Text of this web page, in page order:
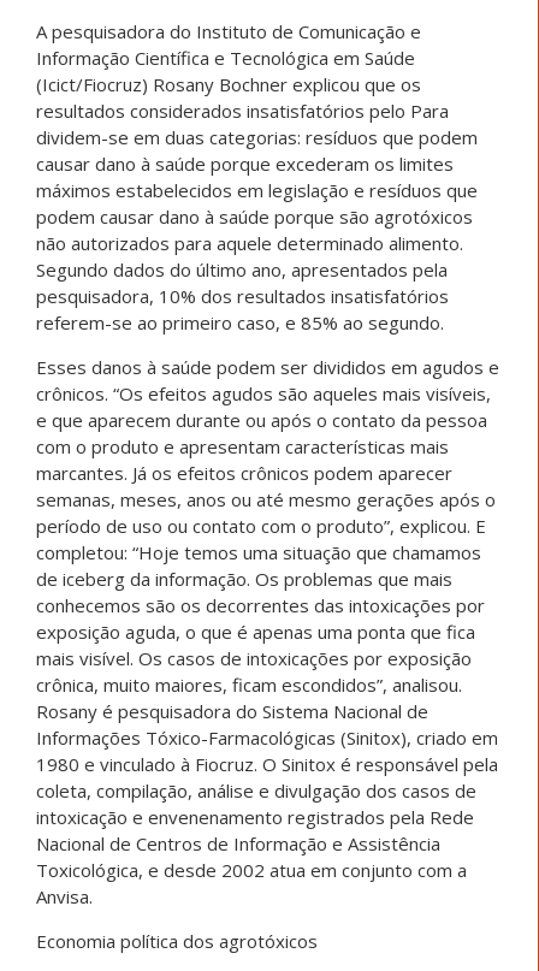
A pesquisadora do Instituto de Comunicação e
Informação Científica e Tecnológica em Saúde
(Icict/Fiocruz) Rosany Bochner explicou que os
resultados considerados insatisfatórios pelo Para
dividem-se em duas categorias: resíduos que podem
causar dano à saúde porque excederam os limites
máximos estabelecidos em legislação e resíduos que
podem causar dano à saúde porque são agrotóxicos
não autorizados para aquele determinado alimento.
Segundo dados do último ano, apresentados pela
pesquisadora, 10% dos resultados insatisfatórios
referem-se ao primeiro caso, e 85% ao segundo.
Esses danos à saúde podem ser divididos em agudos e
crônicos. “Os efeitos agudos são aqueles mais visíveis,
e que aparecem durante ou após o contato da pessoa
com o produto e apresentam características mais
marcantes. Já os efeitos crônicos podem aparecer
semanas, meses, anos ou até mesmo gerações após o
período de uso ou contato com o produto”, explicou. E
completou: “Hoje temos uma situação que chamamos
de iceberg da informação. Os problemas que mais
conhecemos são os decorrentes das intoxicações por
exposição aguda, o que é apenas uma ponta que fica
mais visível. Os casos de intoxicações por exposição
crônica, muito maiores, ficam escondidos”, analisou.
Rosany é pesquisadora do Sistema Nacional de
Informações Tóxico-Farmacológicas (Sinitox), criado em
1980 e vinculado à Fiocruz. O Sinitox é responsável pela
coleta, compilação, análise e divulgação dos casos de
intoxicação e envenenamento registrados pela Rede
Nacional de Centros de Informação e Assistência
Toxicológica, e desde 2002 atua em conjunto com a
Anvisa.
Economia política dos agrotóxicos